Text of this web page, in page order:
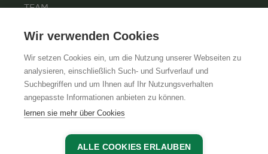
TEAM
AGBIMPRESSUMDATENSCHUTZ
Wir verwenden Cookies
Wir setzen Cookies ein, um die Nutzung unserer Webseiten zu
analysieren, einschließlich Such- und Surfverlauf und
Suchbegriffen und um Ihnen auf Ihr Nutzungsverhalten
angepasste Informationen anbieten zu können.
lernen sie mehr über Cookies
ALLE COOKIES ERLAUBEN